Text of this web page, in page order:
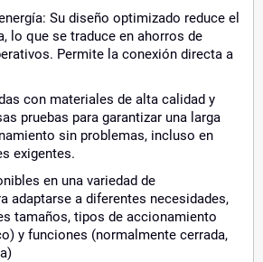
Su diseño optimizado reduce el
lo que se traduce en ahorros de
Permite la conexión directa a
con materiales de alta calidad y
pruebas para garantizar una larga
sin problemas, incluso en
exigentes.
en una variedad de
adaptarse a diferentes necesidades,
tamaños, tipos de accionamiento
y funciones (normalmente cerrada,